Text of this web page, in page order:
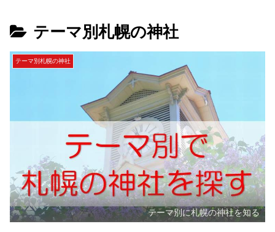
テーマ別札幌の神社
テーマ別札幌の神社
テーマ別に札幌の神社を知る